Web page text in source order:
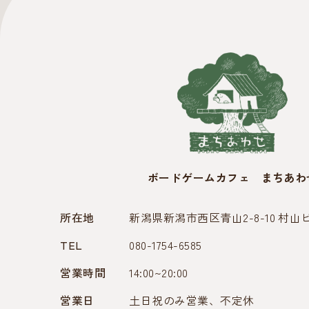
ボードゲームカフェ まちあわ
所在地
新潟県新潟市西区青山2-8-10 村山
TEL
080-1754-6585
営業時間
14:00~20:00
営業日
土日祝のみ営業、不定休